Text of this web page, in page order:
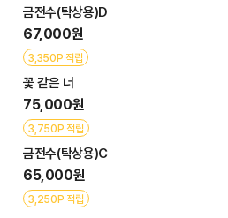
금전수(탁상용)D
67,000원
3,350P 적립
꽃 같은 너
75,000원
3,750P 적립
금전수(탁상용)C
65,000원
3,250P 적립